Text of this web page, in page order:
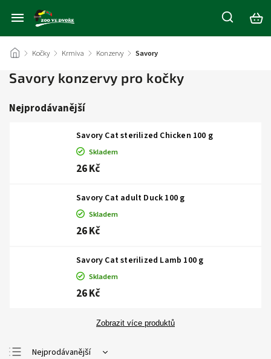
/ Kočky / Krmiva / Konzervy / Savory
Savory konzervy pro kočky
Nejprodávanější
Savory Cat sterilized Chicken 100 g
Skladem
26 Kč
Savory Cat adult Duck 100 g
Skladem
26 Kč
Savory Cat sterilized Lamb 100 g
Skladem
26 Kč
Zobrazit více produktů
Nejprodávanější